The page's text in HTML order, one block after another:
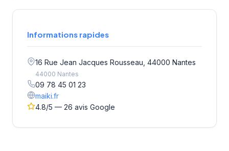
Informations rapides
16 Rue Jean Jacques Rousseau, 44000 Nantes
44000 Nantes
09 78 45 01 23
maiki.fr
4.8/5 — 26 avis Google